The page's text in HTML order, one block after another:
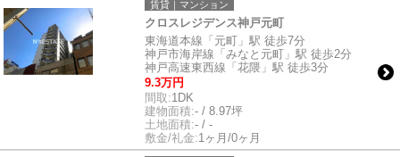
賃貸｜マンション
クロスレジデンス神戸元町
東海道本線「元町」駅 徒歩7分
神戸市海岸線「みなと元町」駅 徒歩2分
神戸高速東西線「花隈」駅 徒歩3分
9.3万円
間取:1DK
建物面積:- / 8.97坪
土地面積:- / -
敷金/礼金:1ヶ月/0ヶ月